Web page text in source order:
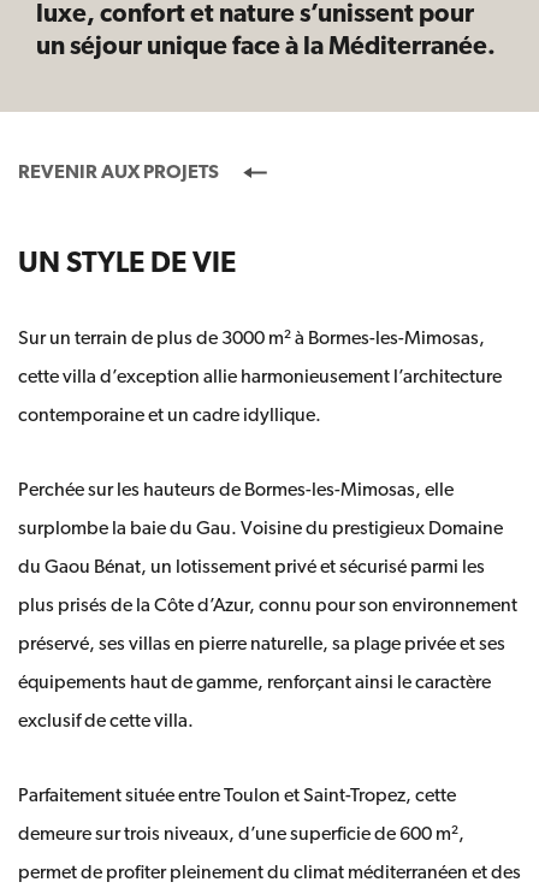
luxe, confort et nature s’unissent pour
un séjour unique face à la Méditerranée.
REVENIR AUX PROJETS
UN STYLE DE VIE
Sur un terrain de plus de 3000 m² à Bormes-les-Mimosas,
cette villa d’exception allie harmonieusement l’architecture
contemporaine et un cadre idyllique.
Perchée sur les hauteurs de Bormes-les-Mimosas, elle
surplombe la baie du Gau. Voisine du prestigieux Domaine
du Gaou Bénat, un lotissement privé et sécurisé parmi les
plus prisés de la Côte d’Azur, connu pour son environnement
préservé, ses villas en pierre naturelle, sa plage privée et ses
équipements haut de gamme, renforçant ainsi lecaractère
exclusif de cette villa.
Parfaitement située entre Toulon et Saint-Tropez, cette
demeure sur trois niveaux, d’une superficie de 600 m²,
permet de profiter pleinement du climat méditerranéen et des